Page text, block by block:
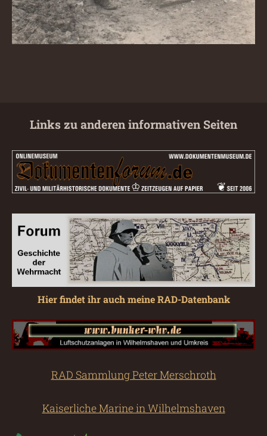
Links zu anderen informativen Seiten
Hier findet ihr auch meine RAD-Datenbank
RAD Sammlung Peter Merschroth
Kaiserliche Marine in Wilhelmshaven